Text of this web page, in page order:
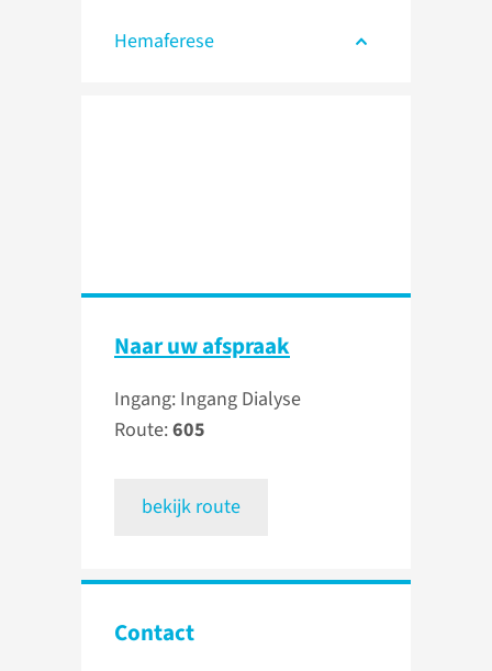
Hemaferese
Naar uw afspraak
Ingang: Ingang Dialyse
Route:605
bekijk route
Contact